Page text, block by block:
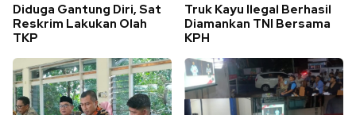
Diduga Gantung Diri, Sat
Reskrim Lakukan Olah
TKP
Truk Kayu Ilegal Berhasil
Diamankan TNI Bersama
KPH